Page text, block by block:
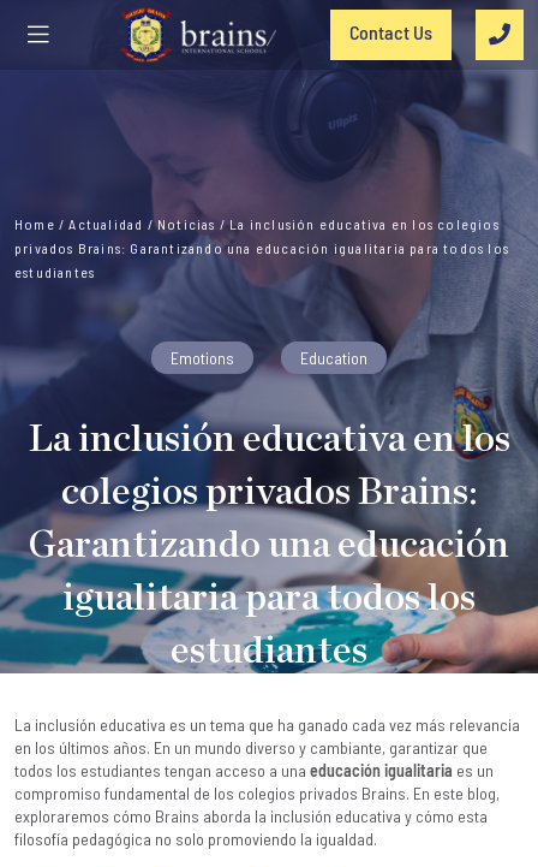
Contact Us
Home /Actualidad /Noticias /La inclusión educativa en los colegios
privados Brains: Garantizando una educación igualitaria para todos los
estudiantes
Emotions Education
La inclusión educativa en los
colegios privados Brains:
Garantizando una educación
igualitaria para todos los
estudiantes
La inclusión educativa es un tema que ha ganado cada vez más relevancia
en los últimos años. En un mundo diverso y cambiante, garantizar que
todos los estudiantes tengan acceso a una educación igualitaria es un
compromiso fundamental de los colegios privados Brains. En este blog,
exploraremos cómo Brains aborda la inclusión educativa y cómo esta
filosofía pedagógica no solo promoviendo la igualdad.